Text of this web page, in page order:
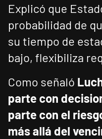
Explicó que
probabilidad de
su tiempo de
bajo, flexibiliza
Como señaló
parte con
parte con el
más allá del